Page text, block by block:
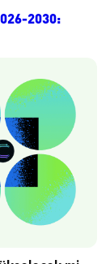
2030: